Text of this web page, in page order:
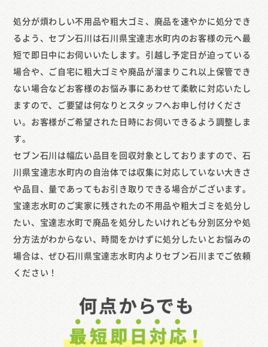
処分が煩わしい不用品や粗大ゴミ、廃品を速やかに処分でき
るよう、セブン石川は石川県宝達志水町内のお客様の元へ最
短で即日中にお伺いいたします。引越し予定日が迫っている
場合や、ご自宅に粗大ゴミや廃品が溜まりこれ以上保管でき
ない場合などお客様のお悩み事にあわせて柔軟に対応いたし
ますので、ご要望は何なりとスタッフへお申し付けくださ
い。お客様がご希望された日時にお伺いできるよう調整しま
す。
セブン石川は幅広い品目を回収対象としておりますので、石
川県宝達志水町内の自治体では収集に対応していない大きさ
や品目、量であってもお引き取りできる場合がございます。
宝達志水町のご実家に残されたの不用品や粗大ゴミを処分し
たい、宝達志水町で廃品を処分したいけれども分別区分や処
分方法がわからない、時間をかけずに処分したいとお悩みの
場合は、ぜひ石川県宝達志水町内よりセブン石川までご依頼
ください！